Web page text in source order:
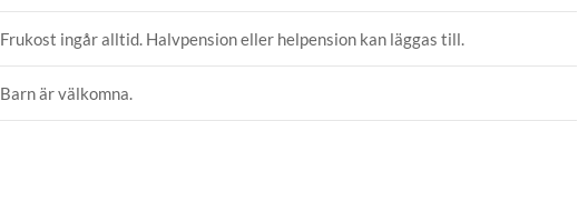
Frukost ingår alltid. Halvpension eller helpension kan läggas till.
Barn är välkomna.